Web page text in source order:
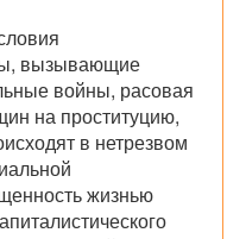
вызывающие
войны, расовая
на проституцию,
в нетрезвом
жизнью